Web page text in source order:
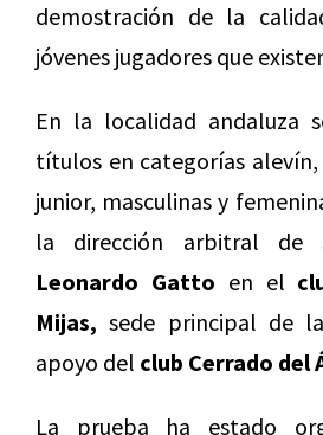
demostración de la
jóvenes jugadores que
En la localidad andaluza
títulos en categorías
junior, masculinas y
la dirección arbitral de
Leonardo Gatto en el
Mijas, sede principal de
apoyo del club Cerrado del
La prueba ha estado